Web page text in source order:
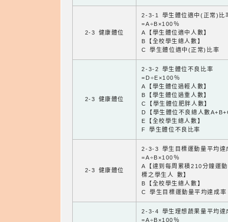
2-3 健康體位
2-3-1 學生體位適中(正常)比
=A÷B×100％
A【學生體位適中人數】
B【全校學生總人數】
C 學生體位適中(正常)比率
2-3 健康體位
2-3-2 學生體位不良比率
=D÷E×100％
A【學生體位過輕人數】
B【學生體位過重人數】
C【學生體位肥胖人數】
D【學生體位不良總人數
E【全校學生總人數】
F 學生體位不良比率
2-3 健康體位
2-3-3 學生目標運動量平均達
=A÷B×100％
A【達到每周累積210分鐘運
標之學生人 數】
B【全校學生總人數】
C 學生目標運動量平均達成率
2-3-4 學生理想蔬果量平均達
=A÷B×100％